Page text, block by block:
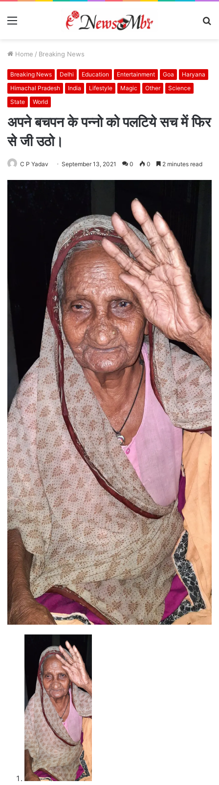
Menu
Home / Breaking News
Breaking News Delhi Education Entertainment Goa
Haryana
Himachal Pradesh
India Lifestyle Magic Other
Science
State
World
अपने बचपन के पन्नो को पलटिये सच में फिर
से जी उठो।
C P Yadav September 13, 2021 0 0 2 minutes read